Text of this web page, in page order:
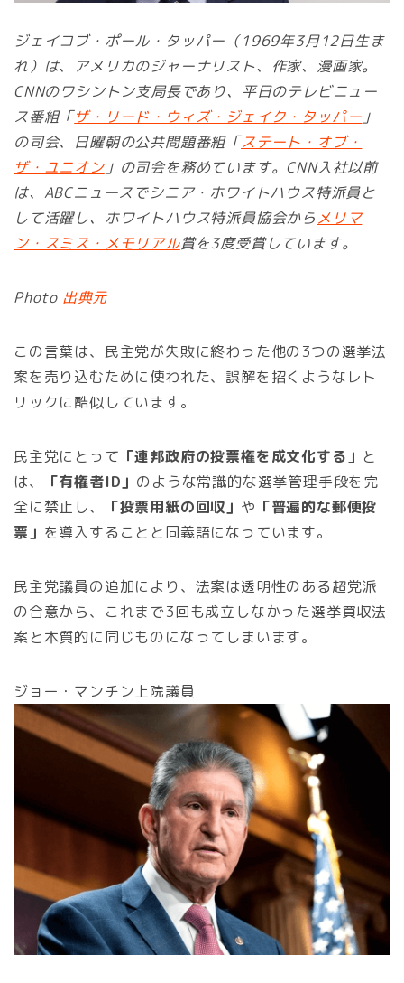
ジェイコブ・ポール・タッパー（1969年3月12日生ま
れ）は、アメリカのジャーナリスト、作家、漫画家。
CNNのワシントン支局長であり、平日のテレビニュー
ス番組「ザ・リード・ウィズ・ジェイク・タッパー 」
の司会、日曜朝の公共問題番組「ステート・オブ・
ザ・ユニオン」の司会を務めています。CNN入社以前
は、ABCニュースでシニア・ホワイトハウス特派員と
して活躍し、ホワイトハウス特派員協会からメリマ
ン・スミス・メモリアル賞を3度受賞しています。
Photo 出典元
この言葉は、民主党が失敗に終わった他の3つの選挙法
案を売り込むために使われた、誤解を招くようなレト
リックに酷似しています。
民主党にとって 「連邦政府の投票権を成文化する」 と
は、
「有権者ID」 のような常識的な選挙管理手段を完
全に禁止し、
「投票用紙の回収」 や 「普遍的な郵便投
票」 を導入することと同義語になっています。
民主党議員の追加により、法案は透明性のある超党派
の合意から、これまで3回も成立しなかった選挙買収法
案と本質的に同じものになってしまいます。
ジョー・マンチン上院議員